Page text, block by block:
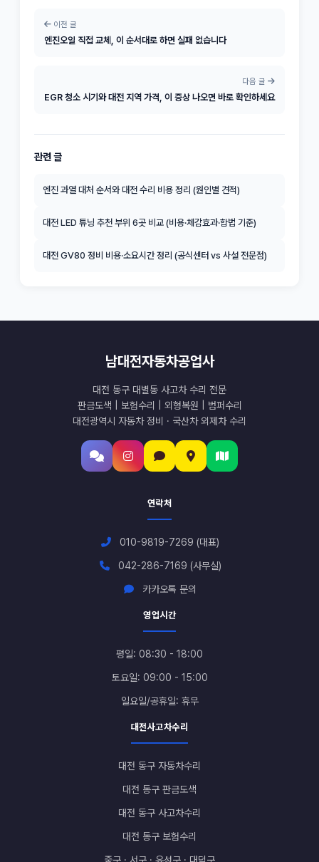
이전 글
엔진오일 직접 교체, 이 순서대로 하면 실패 없습니다
다음 글
EGR 청소 시기와 대전 지역 가격, 이 증상 나오면 바로 확인하세요
관련 글
엔진 과열 대처 순서와 대전 수리 비용 정리 (원인별 견적)
대전 LED 튜닝 추천 부위 6곳 비교 (비용·체감효과·합법 기준)
대전 GV80 정비 비용·소요시간 정리 (공식센터 vs 사설 전문점)
남대전자동차공업사
대전 동구 대별동 사고차 수리 전문
판금도색 | 보험수리 | 외형복원 | 범퍼수리
대전광역시 자동차 정비 · 국산차 외제차 수리
연락처
010-9819-7269 (대표)
042-286-7169 (사무실)
카카오톡 문의
영업시간
평일: 08:30 - 18:00
토요일: 09:00 - 15:00
일요일/공휴일: 휴무
대전사고차수리
대전 동구 자동차수리
대전 동구 판금도색
대전 동구 사고차수리
대전 동구 보험수리
중구 · 서구 · 유성구 · 대덕구